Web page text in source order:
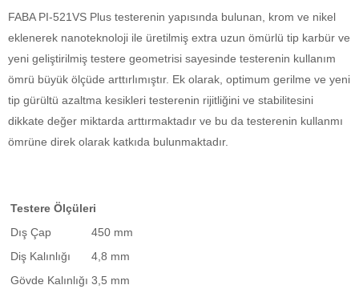
FABA PI-521VS Plus testerenin yapısında bulunan, krom ve nikel
eklenerek nanoteknoloji ile üretilmiş extra uzun ömürlü tip karbür ve
yeni geliştirilmiş testere geometrisi sayesinde testerenin kullanım
ömrü büyük ölçüde arttırlımıştır. Ek olarak, optimum gerilme ve yeni
tip gürültü azaltma kesikleri testerenin rijitliğini ve stabilitesini
dikkate değer miktarda arttırmaktadır ve bu da testerenin kullanmı
ömrüne direk olarak katkıda bulunmaktadır.
Testere Ölçüleri
Dış Çap
450 mm
Diş Kalınlığı
4,8 mm
Gövde Kalınlığı 3,5 mm